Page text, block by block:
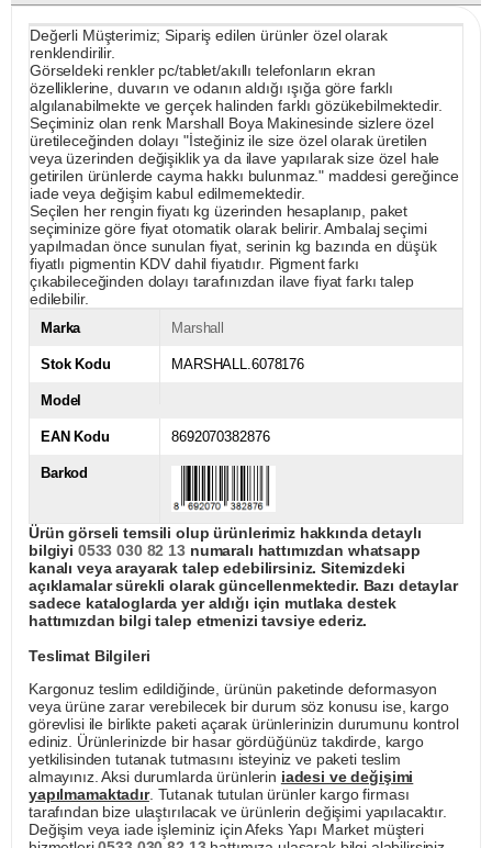
Değerli Müşterimiz; Sipariş edilen ürünler özel olarak
renklendirilir.
Görseldeki renkler pc/tablet/akıllı telefonların ekran
özelliklerine, duvarın ve odanın aldığı ışığa göre farklı
algılanabilmekte ve gerçek halinden farklı gözükebilmektedir.
Seçiminiz olan renk Marshall Boya Makinesinde sizlere özel
üretileceğinden dolayı "İsteğiniz ile size özel olarak üretilen
veya üzerinden değişiklik ya da ilave yapılarak size özel hale
getirilen ürünlerde cayma hakkı bulunmaz." maddesi gereğince
iade veya değişim kabul edilmemektedir.
Seçilen her rengin fiyatı kg üzerinden hesaplanıp, paket
seçiminize göre fiyat otomatik olarak belirir. Ambalaj seçimi
yapılmadan önce sunulan fiyat, serinin kg bazında en düşük
fiyatlı pigmentin KDV dahil fiyatıdır. Pigment farkı
çıkabileceğinden dolayı tarafınızdan ilave fiyat farkı talep
edilebilir.
Marka Marshall
Stok Kodu MARSHALL.6078176
Model
EAN Kodu 8692070382876
Barkod
Ürün görseli temsili olup ürünlerimiz hakkında detaylı
bilgiyi 0533 030 82 13numaralı hattımızdan whatsapp
kanalı veya arayarak talep edebilirsiniz. Sitemizdeki
açıklamalar sürekli olarak güncellenmektedir. Bazı detaylar
sadece kataloglarda yer aldığı için mutlaka destek
hattımızdan bilgi talep etmenizi tavsiye ederiz.
Teslimat Bilgileri
Kargonuz teslim edildiğinde, ürünün paketinde deformasyon
veya ürüne zarar verebilecek bir durum söz konusu ise, kargo
görevlisi ile birlikte paketi açarak ürünlerinizin durumunu kontrol
ediniz. Ürünlerinizde bir hasar gördüğünüz takdirde, kargo
yetkilisinden tutanak tutmasını isteyiniz ve paketi teslim
almayınız. Aksi durumlarda ürünlerin iadesi ve değişimi
yapılmamaktadır. Tutanak tutulan ürünler kargo firması
tarafından bize ulaştırılacak ve ürünlerin değişimi yapılacaktır.
Değişim veya iade işleminiz için Afeks Yapı Market müşteri